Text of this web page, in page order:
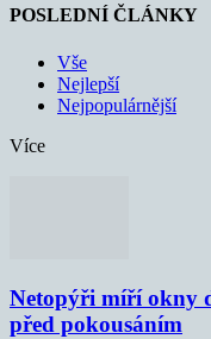
POSLEDNÍ ČLÁNKY
Vše
Nejlepší
Nejpopulárnější
Více
Netopýři míří okny
před pokousáním